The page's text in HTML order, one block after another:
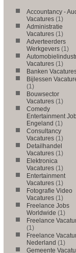
Accountancy -
Vacatures (1)
Administratie
Vacatures (1)
Adverteerders
Werkgevers (1)
Vacatures (1)
Banken
Bijlessen
(1)
Bouwsector
Vacatures (1)
Comedy
Entertainment
Engeland (1)
Consultancy
Vacatures (1)
Detailhandel
Vacatures (1)
Elektronica
Vacatures (1)
Entertainment
Vacatures (1)
Fotografie Video
Vacatures (1)
Freelance Jobs
Worldwide (1)
Freelance
(1)
Freelance
Nederland (1)
Gemeente